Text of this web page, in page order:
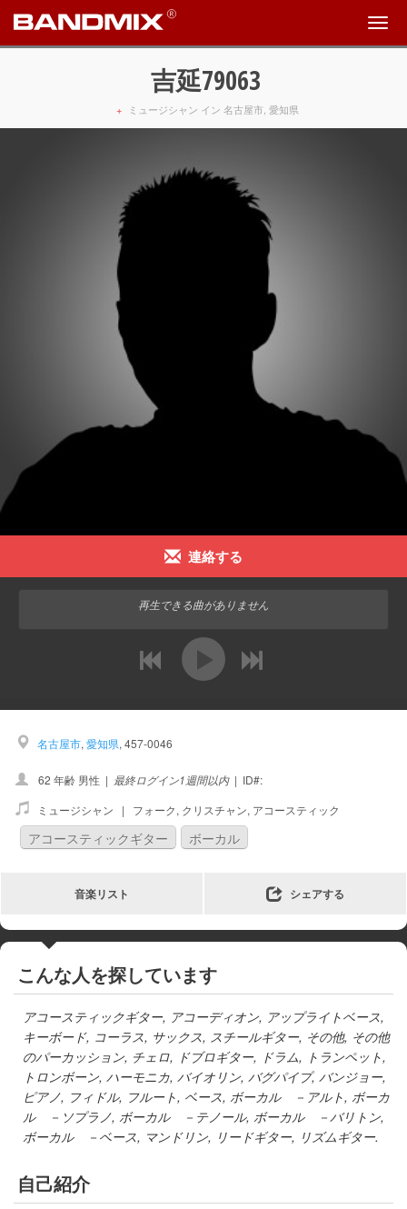
吉延79063
+ ミュージシャン イン 名古屋市, 愛知県
連絡する
再生できる曲がありません
名古屋市, 愛知県, 457-0046
62 年齢 男性 | 最終ログイン1週間以内 | ID#:
ミュージシャン | フォーク, クリスチャン, アコースティック
アコースティックギター ボーカル
音楽リスト シェアする
こんな人を探しています
アコースティックギター, アコーディオン, アップライトベース,
キーボード, コーラス, サックス, スチールギター, その他, その他
のパーカッション, チェロ, ドブロギター, ドラム, トランペット,
トロンボーン, ハーモニカ, バイオリン, バグパイプ, バンジョー,
ピアノ, フィドル, フルート, ベース, ボーカル －アルト, ボーカ
ル －ソプラノ, ボーカル －テノール, ボーカル －バリトン,
ボーカル －ベース, マンドリン, リードギター, リズムギター.
自己紹介